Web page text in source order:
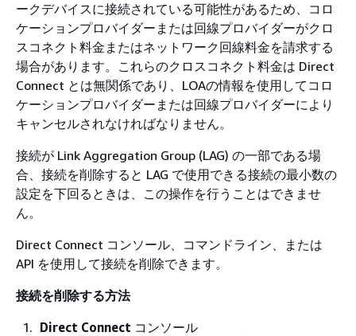
ークデバイスに接続されている可能性があるため、コロ
ケーションプロバイダーまたは回線プロバイダーがクロ
スコネクト料金またはネットワーク回線料金を請求する
場合があります。これらのクロスコネクト料金は Direct
Connect とは無関係であり、LOAの情報を使用してコロ
ケーションプロバイダーまたは回線プロバイダーにより
キャンセルされなければなりません。
接続が Link Aggregation Group (LAG) の一部である場
合、接続を削除すると LAG で使用できる接続の最小数の
設定を下回るときは、この操作を行うことはできませ
ん。
Direct Connect コンソール、コマンドライン、または
API を使用して接続を削除できます。
接続を削除する方法
Direct Connect コンソール